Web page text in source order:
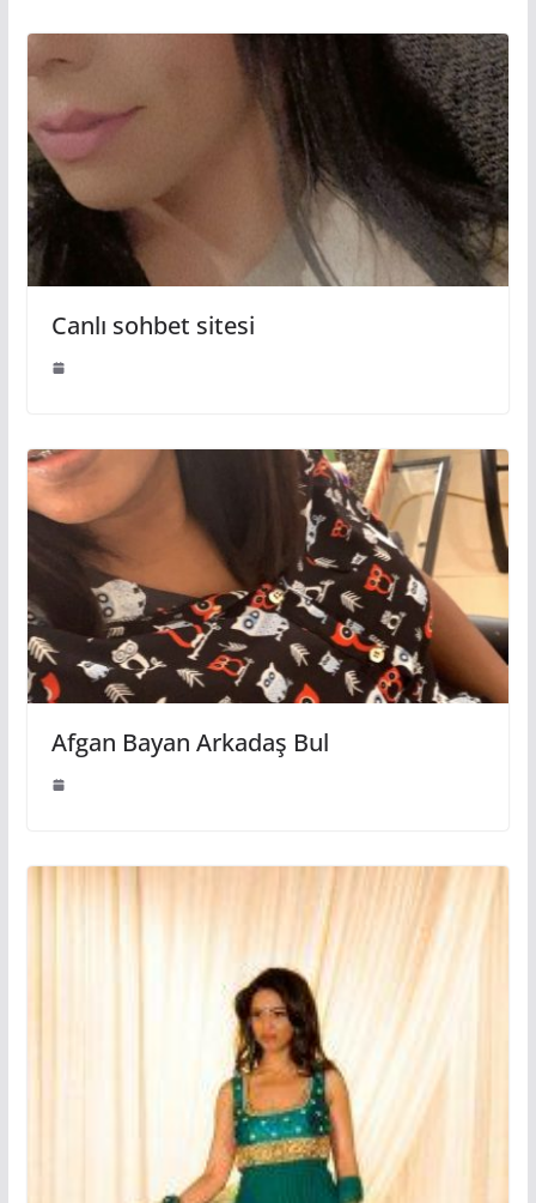
Canlı sohbet sitesi
Afgan Bayan Arkadaş Bul